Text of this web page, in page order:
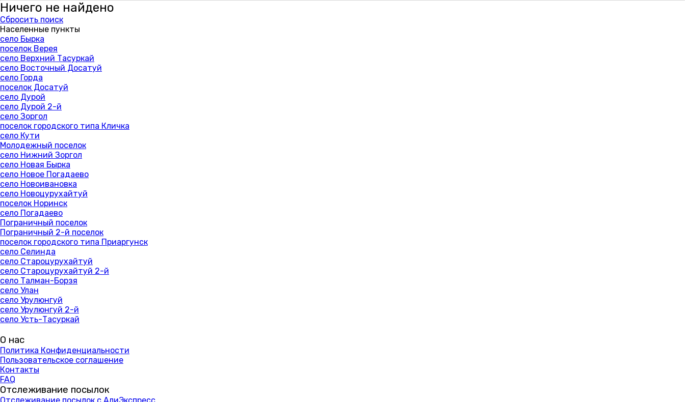
Ничего не найдено
Сбросить поиск
Населенные пункты
село Бырка
поселок Верея
село Верхний Тасуркай
село Восточный Досатуй
село Горда
поселок Досатуй
село Дурой
село Дурой 2-й
село Зоргол
поселок городского типа Кличка
село Кути
Молодежный поселок
село Нижний Зоргол
село Новая Бырка
село Новое Погадаево
село Новоивановка
село Новоцурухайтуй
поселок Норинск
село Погадаево
Пограничный поселок
Пограничный 2-й поселок
поселок городского типа Приаргунск
село Селинда
село Староцурухайтуй
село Староцурухайтуй 2-й
село Талман-Борзя
село Улан
село Урулюнгуй
село Урулюнгуй 2-й
село Усть-Тасуркай
О нас
Политика Конфиденциальности
Пользовательское соглашение
Контакты
FAQ
Отслеживание посылок